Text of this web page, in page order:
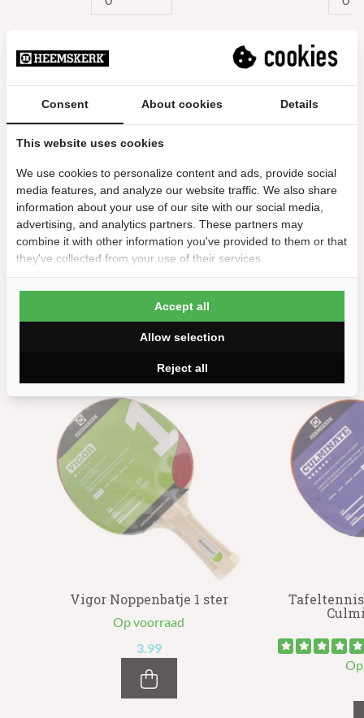
Reviews
prima batjes
prima batjes
Sabine | 13 februari 2024
Vigor Noppenbatje 1 ster
Op voorraad
3.99
Consent About cookies Details
This website uses cookies
We use cookies to personalize content and ads, provide social
media features, and analyze our website traffic. We also share
information about your use of our site with our social media,
advertising, and analytics partners. These partners may
combine it with other information you've provided to them or that
they've collected from your use of their services.
Reject all
Allow selection
Accept all